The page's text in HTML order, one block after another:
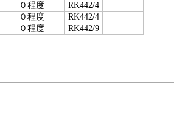
０程度
RK442/4
０程度
RK442/4
０程度 RK442/9